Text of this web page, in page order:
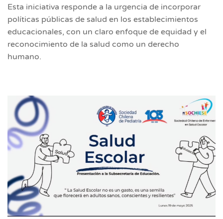
Esta iniciativa responde a la urgencia de incorporar
políticas públicas de salud en los establecimientos
educacionales, con un claro enfoque de equidad y el
reconocimiento de la salud como un derecho
humano.